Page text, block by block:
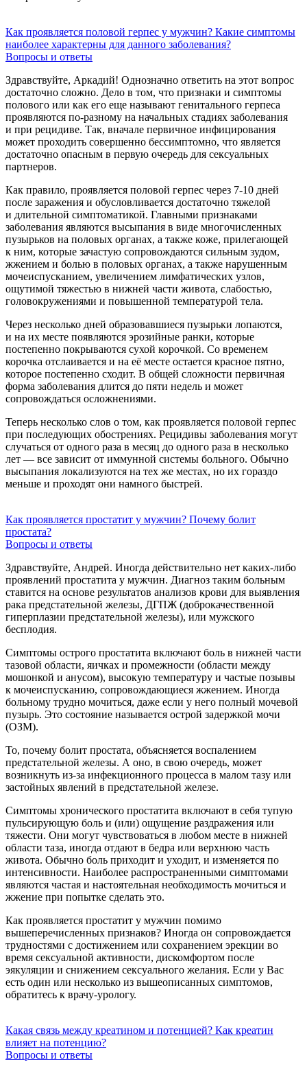
Как проявляется половой герпес у мужчин? Какие симптомы
наиболее характерны для данного заболевания?
Вопросы и ответы
Здравствуйте, Аркадий! Однозначно ответить на этот вопрос
достаточно сложно. Дело в том, что признаки и симптомы
полового или как его еще называют генитального герпеса
проявляются по-разному на начальных стадиях заболевания
и при рецидиве. Так, вначале первичное инфицирования
может проходить совершенно бессимптомно, что является
достаточно опасным в первую очередь для сексуальных
партнеров.
Как правило, проявляется половой герпес через 7-10 дней
после заражения и обусловливается достаточно тяжелой
и длительной симптоматикой. Главными признаками
заболевания являются высыпания в виде многочисленных
пузырьков на половых органах, а также коже, прилегающей
к ним, которые зачастую сопровождаются сильным зудом,
жжением и болью в половых органах, а также нарушенным
мочеиспусканием, увеличением лимфатических узлов,
ощутимой тяжестью в нижней части живота, слабостью,
головокружениями и повышенной температурой тела.
Через несколько дней образовавшиеся пузырьки лопаются,
и на их месте появляются эрозийные ранки, которые
постепенно покрываются сухой корочкой. Со временем
корочка отслаивается и на её месте остается красное пятно,
которое постепенно сходит. В общей сложности первичная
форма заболевания длится до пяти недель и может
сопровождаться осложнениями.
Теперь несколько слов о том, как проявляется половой герпес
при последующих обострениях. Рецидивы заболевания могут
случаться от одного раза в месяц до одного раза в несколько
лет — все зависит от иммунной системы больного. Обычно
высыпания локализуются на тех же местах, но их гораздо
меньше и проходят они намного быстрей.
Как проявляется простатит у мужчин? Почему болит
простата?
Вопросы и ответы
Здравствуйте, Андрей. Иногда действительно нет каких-либо
проявлений простатита у мужчин. Диагноз таким больным
ставится на основе результатов анализов крови для выявления
рака предстательной железы, ДГПЖ (доброкачественной
гиперплазии предстательной железы), или мужского
бесплодия.
Симптомы острого простатита включают боль в нижней части
тазовой области, яичках и промежности (области между
мошонкой и анусом), высокую температуру и частые позывы
к мочеиспусканию, сопровождающиеся жжением. Иногда
больному трудно мочиться, даже если у него полный мочевой
пузырь. Это состояние называется острой задержкой мочи
(ОЗМ).
То, почему болит простата, объясняется воспалением
предстательной железы. А оно, в свою очередь, может
возникнуть из-за инфекционного процесса в малом тазу или
застойных явлений в предстательной железе.
Симптомы хронического простатита включают в себя тупую
пульсирующую боль и (или) ощущение раздражения или
тяжести. Они могут чувствоваться в любом месте в нижней
области таза, иногда отдают в бедра или верхнюю часть
живота. Обычно боль приходит и уходит, и изменяется по
интенсивности. Наиболее распространенными симптомами
являются частая и настоятельная необходимость мочиться и
жжение при попытке сделать это.
Как проявляется простатит у мужчин помимо
вышеперечисленных признаков? Иногда он сопровождается
трудностями с достижением или сохранением эрекции во
время сексуальной активности, дискомфортом после
эякуляции и снижением сексуального желания. Если у Вас
есть один или несколько из вышеописанных симптомов,
обратитесь к врачу-урологу.
Какая связь между креатином и потенцией? Как креатин
влияет на потенцию?
Вопросы и ответы